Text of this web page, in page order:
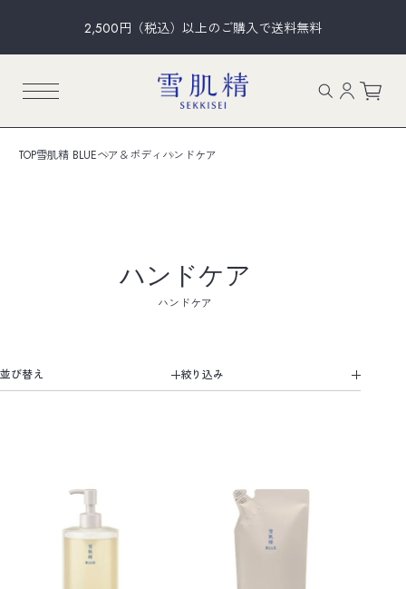
2,500円（税込）以上のご購入で送料無料
TOP雪肌精 BLUEヘア＆ボディ ハンドケア
ハンドケア
ハンドケア
並び替え